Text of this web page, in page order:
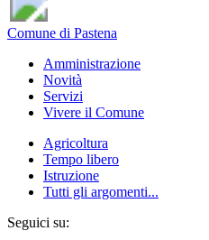
Comune di Pastena
Amministrazione
Novità
Servizi
Vivere il Comune
Agricoltura
Tempo libero
Istruzione
Tutti gli argomenti...
Seguici su: